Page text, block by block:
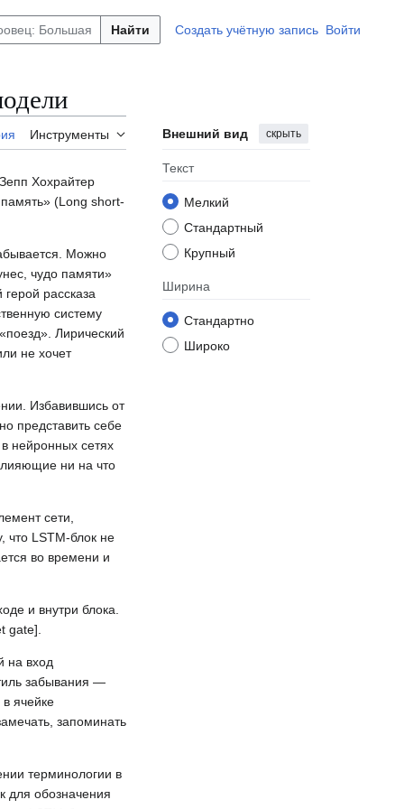
Найти Создать учётную запись Войти
Инструменты Внешний вид скрыть
Текст
Мелкий
Стандартный
Крупный
Ширина
Стандартно
Широко
Хохрайтер
(Long short-
Можно
чудо памяти»
рассказа
систему
Лирический
не хочет
Избавившись от
представить себе
нейронных сетях
ни на что
сети,
что LSTM‑блок не
во времени и
и внутри блока.
gate].
на вход
забывания —
ячейке
запоминать
терминологии в
для обозначения